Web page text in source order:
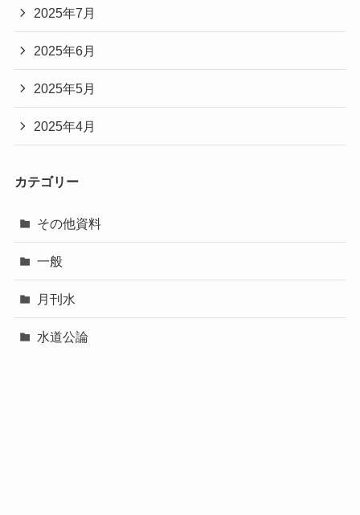
2025年7月
2025年6月
2025年5月
2025年4月
カテゴリー
その他資料
一般
月刊水
水道公論